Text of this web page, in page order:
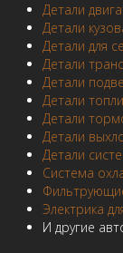
Детали
Детали
Детали для
Детали
Детали
Детали
Детали
Детали
Детали
Система
Электрика
И другие